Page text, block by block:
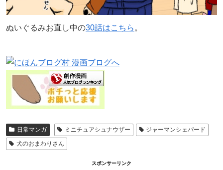
ぬいぐるみお直し中の30話はこちら 。
日常マンガ ミニチュアシュナウザー
ジャーマンシェパード
犬のおまわりさん
スポンサーリンク